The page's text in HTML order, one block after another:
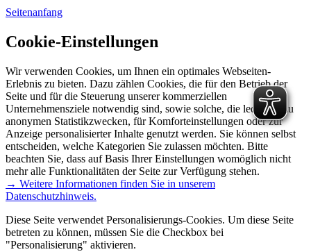
Seitenanfang
Cookie-Einstellungen
Wir verwenden Cookies, um Ihnen ein optimales Webseiten-
Erlebnis zu bieten. Dazu zählen Cookies, die für den Betrieb der
Seite und für die Steuerung unserer kommerziellen
Unternehmensziele notwendig sind, sowie solche, die lediglich zu
anonymen Statistikzwecken, für Komforteinstellungen oder zur
Anzeige personalisierter Inhalte genutzt werden. Sie können selbst
entscheiden, welche Kategorien Sie zulassen möchten. Bitte
beachten Sie, dass auf Basis Ihrer Einstellungen womöglich nicht
mehr alle Funktionalitäten der Seite zur Verfügung stehen.
→ Weitere Informationen finden Sie in unserem
Datenschutzhinweis.
Diese Seite verwendet Personalisierungs-Cookies. Um diese Seite
betreten zu können, müssen Sie die Checkbox bei
"Personalisierung" aktivieren.